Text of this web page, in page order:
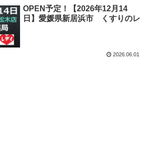
OPEN予定！【2026年12月14
日】愛媛県新居浜市 くすりのレ
2026.06.01